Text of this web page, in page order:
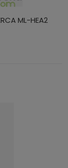
ML-HEA2